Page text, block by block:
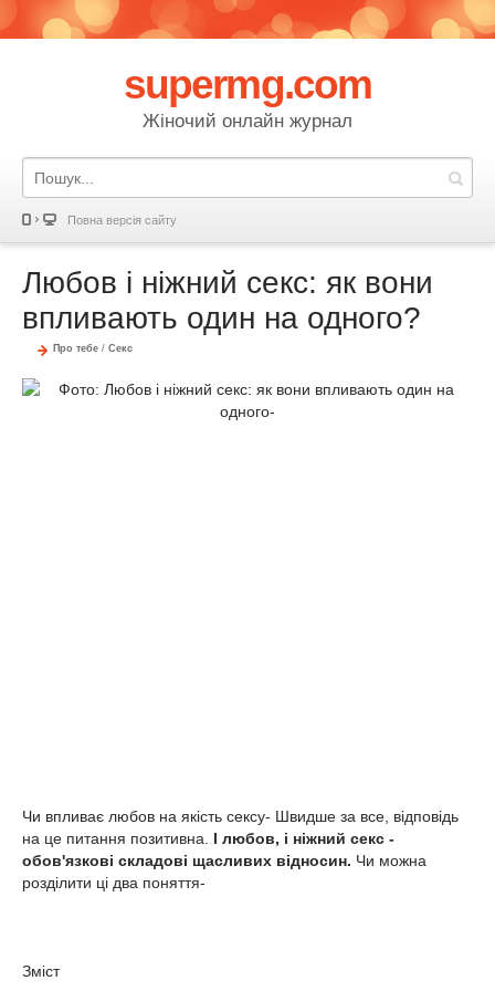
supermg.com
Жіночий онлайн журнал
Повна версія сайту
Любов і ніжний секс: як вони
впливають один на одного?
Про тебе / Секс
Чи впливає любов на якість сексу- Швидше за все, відповідь
на це питання позитивна. І любов, і ніжний секс -
обов'язкові складові щасливих відносин. Чи можна
розділити ці два поняття-
Зміст